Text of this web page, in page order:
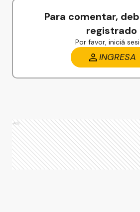
Para comentar,
registrado
Por favor, iniciá
INGRESA
Ads